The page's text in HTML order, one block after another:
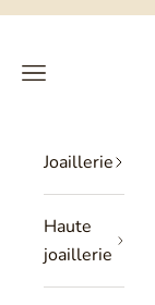
Passer au contenu
Menu
Joaillerie
Haute
joaillerie